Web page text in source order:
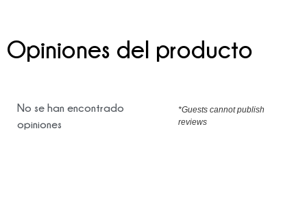
Opiniones del producto
No se han encontrado
opiniones
*Guests cannot publish
reviews